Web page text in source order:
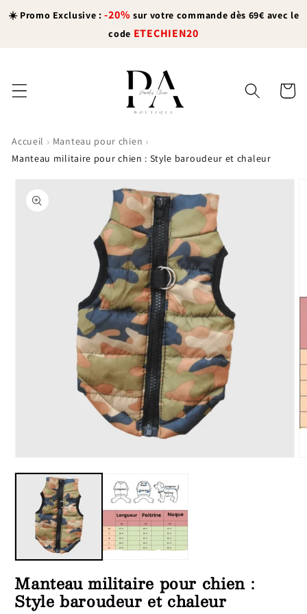
passer
☀️ Promo Exclusive :-20% sur votre commande dès 69€ avec le
code ETECHIEN20
Panier
Accueil › Manteau pour chien ›
Manteau militaire pour chien : Style baroudeur et chaleur
informations
produits
le
fenêtre
modale
Manteau militaire pour chien :
Style baroudeur et chaleur